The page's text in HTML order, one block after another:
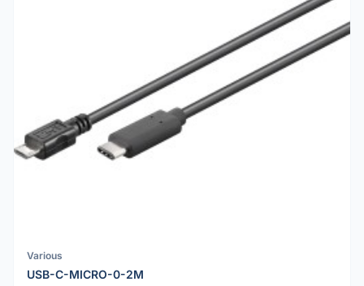
Various
USB-C-MICRO-0-2M